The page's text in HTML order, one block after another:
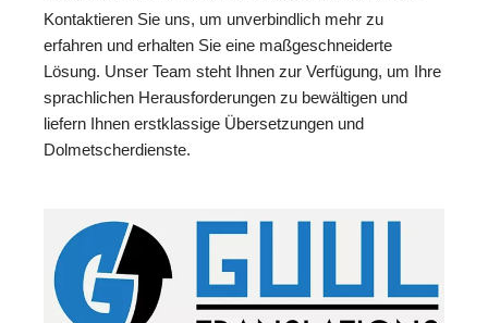
Kontaktieren Sie uns, um unverbindlich mehr zu
erfahren und erhalten Sie eine maßgeschneiderte
Lösung. Unser Team steht Ihnen zur Verfügung, um Ihre
sprachlichen Herausforderungen zu bewältigen und
liefern Ihnen erstklassige Übersetzungen und
Dolmetscherdienste.